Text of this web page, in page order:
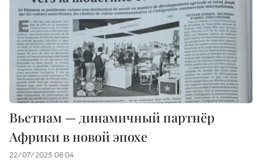
Вьетнам — динамичный партнёр
Африки в новой эпохе
22/07/2025 08:04